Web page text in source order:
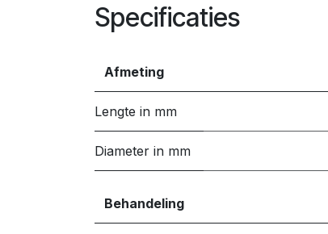
Specificaties
Afmeting
Lengte in mm
Diameter in mm
Behandeling